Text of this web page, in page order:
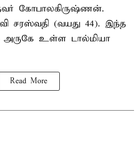
கோபாலகிருஷ்ணன்.
சரஸ்வதி (வயது 44). இந்த
அருகே உள்ள டால்மியா
Read More